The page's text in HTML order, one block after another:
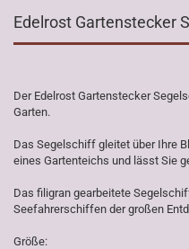
Edelrost Gartenstecker
Der Edelrost Gartenstecker
Garten.
Das Segelschiff gleitet über Ihre
eines Gartenteichs und lässt Sie
Das filigran gearbeitete
Seefahrerschiffen der großen
Größe: